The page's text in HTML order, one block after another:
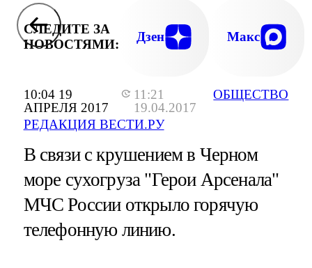
10:04 19
АПРЕЛЯ 2017
11:21
19.04.2017
РЕДАКЦИЯ ВЕСТИ.РУ
ОБЩЕСТВО
СЛЕДИТЕ ЗА
НОВОСТЯМИ:
Дзен Макс
В связи с крушением в Черном
море сухогруза "Герои Арсенала"
МЧС России открыло горячую
телефонную линию.